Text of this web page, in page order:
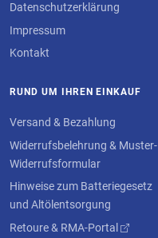
Datenschutzerklärung
Impressum
Kontakt
RUND UM IHREN EINKAUF
Versand & Bezahlung
Widerrufsbelehrung & Muster-
Widerrufsformular
Hinweise zum Batteriegesetz
und Altölentsorgung
Retoure & RMA-Portal